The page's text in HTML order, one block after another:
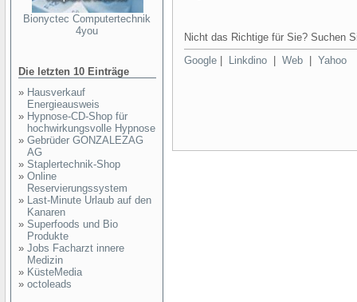
Bionyctec Computertechnik
4you
Die letzten 10 Einträge
» Hausverkauf
Energieausweis
» Hypnose-CD-Shop für
hochwirkungsvolle Hypnose
» Gebrüder GONZALEZAG
AG
» Staplertechnik-Shop
» Online
Reservierungssystem
» Last-Minute Urlaub auf den
Kanaren
» Superfoods und Bio
Produkte
» Jobs Facharzt innere
Medizin
» KüsteMedia
» octoleads
Nicht das Richtige für Sie? Suchen
Google
Linkdino Web Yahoo